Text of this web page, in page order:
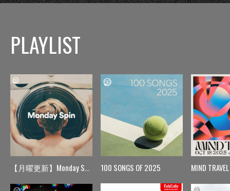
PLAYLIST
【月曜更新】Monday Spin 100 SONGS OF 2025 MIND TRAVEL